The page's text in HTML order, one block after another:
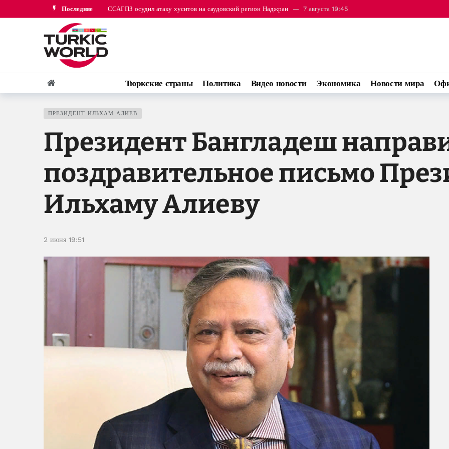
Последние
Тюркские страны Политика Видео новости Экономика Новости мира
ПРЕЗИДЕНТ ИЛЬХАМ АЛИЕВ
Президент Бангладеш
поздравительное письмо
Ильхаму Алиеву
2 июня 19:51